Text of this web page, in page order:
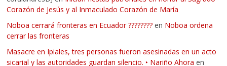
Corazón de Jesús y al Inmaculado Corazón de María
Noboa cerrará fronteras en Ecuador ???????? en Noboa ordena
cerrar las fronteras
Masacre en Ipiales, tres personas fueron asesinadas en un acto
sicarial y las autoridades guardan silencio. ‣ Nariño Ahora en